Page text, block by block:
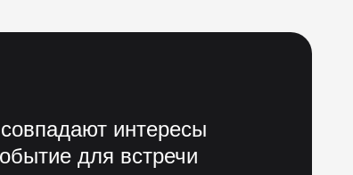
интересы
для встречи